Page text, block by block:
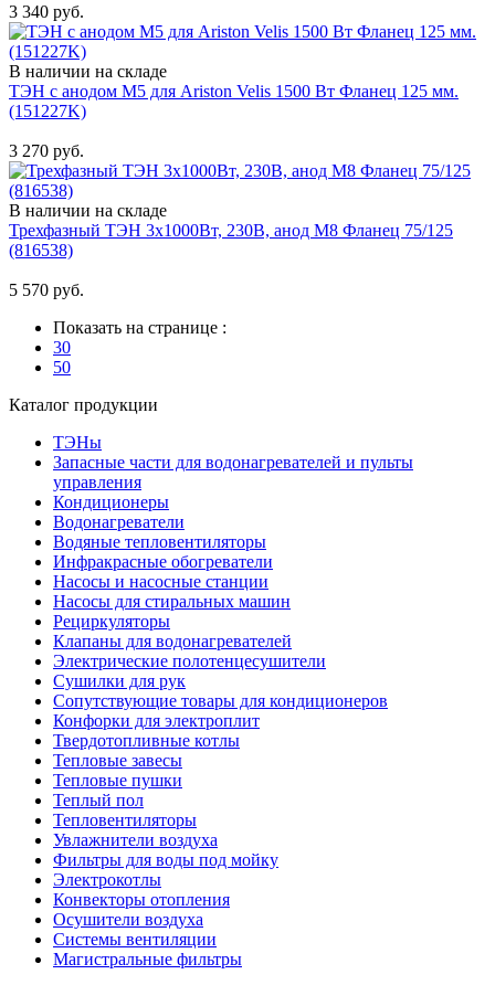
3 340 руб.
В наличии на складе
ТЭН с анодом M5 для Ariston Velis 1500 Вт Фланец 125 мм.
(151227K)
3 270 руб.
В наличии на складе
Трехфазный ТЭН 3х1000Вт, 230В, анод М8 Фланец 75/125
(816538)
5 570 руб.
Показать на странице :
30
50
Каталог продукции
ТЭНы
Запасные части для водонагревателей и пульты
управления
Кондиционеры
Водонагреватели
Водяные тепловентиляторы
Инфракрасные обогреватели
Насосы и насосные станции
Насосы для стиральных машин
Рециркуляторы
Клапаны для водонагревателей
Электрические полотенцесушители
Сушилки для рук
Сопутствующие товары для кондиционеров
Конфорки для электроплит
Твердотопливные котлы
Тепловые завесы
Тепловые пушки
Теплый пол
Тепловентиляторы
Увлажнители воздуха
Фильтры для воды под мойку
Электрокотлы
Конвекторы отопления
Осушители воздуха
Системы вентиляции
Магистральные фильтры